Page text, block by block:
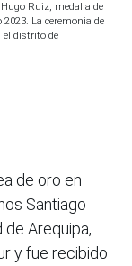
Ruiz, medalla de
La ceremonia de
el distrito de
de oro en
Santiago
de Arequipa,
y fue recibido